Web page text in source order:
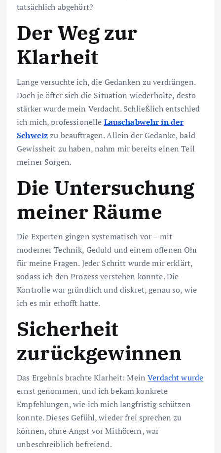
tatsächlich abgehört?
Der Weg zur
Klarheit
Lange versuchte ich, die Gedanken zu verdrängen.
Doch je öfter sich die Situation wiederholte, desto
stärker wurde mein Verdacht. Schließlich entschied
ich mich, professionelle Lauschabwehr in der
Schweizzu beauftragen. Allein der Gedanke, bald
Gewissheit zu haben, nahm mir bereits einen Teil
meiner Sorgen.
Die Untersuchung
meiner Räume
Die Experten gingen systematisch vor – mit
moderner Technik, Geduld und einem offenen Ohr
für meine Fragen. Jeder Schritt wurde mir erklärt,
sodass ich den Prozess verstehen konnte. Die
Kontrolle war gründlich und diskret, genau so, wie
ich es mir erhofft hatte.
Sicherheit
zurückgewinnen
Das Ergebnis brachte Klarheit: MeinVerdacht wurde
ernst genommen, und ich bekam konkrete
Empfehlungen, wie ich mich langfristig schützen
konnte. Dieses Gefühl, wieder frei sprechen zu
können, ohne Angst vor Mithörern, war
unbeschreiblich befreiend.